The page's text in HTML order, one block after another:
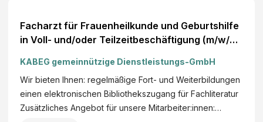
Facharzt für Frauenheilkunde und Geburtshilfe
in Voll- und/oder Teilzeitbeschäftigung (m/w/d)
KABEG gemeinnützige Dienstleistungs-GmbH
Wir bieten Ihnen: regelmäßige Fort- und Weiterbildungen
einen elektronischen Bibliothekszugang für Fachliteratur
Zusätzliches Angebot für unsere Mitarbeiter:innen:…